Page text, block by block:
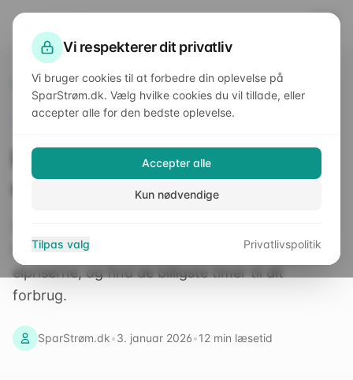
Forside/Viden/ Billig el om natten – hvornår er strømmen billigst i 2026?
Billig el om natten – hvornår
er strømmen billigst i 2026?
Lær hvordan solenergi og vindkraft påvirker
elpriserne, og find de billigste timer til dit
forbrug.
SparStrøm.dk•3. januar 2026•12 min læsetid
Vi respekterer dit privatliv
Vi bruger cookies til at forbedre din oplevelse på
SparStrøm.dk. Vælg hvilke cookies du vil tillade, eller
accepter alle for den bedste oplevelse.
Accepter alle
Kun nødvendige
Tilpas valg Privatlivspolitik